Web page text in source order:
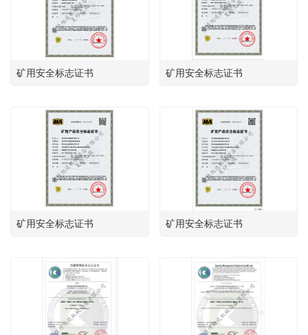
矿用安全标志证书 矿用安全标志证书
矿用安全标志证书 矿用安全标志证书